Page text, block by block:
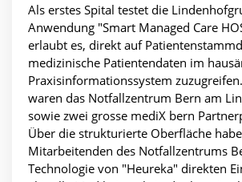
Als erstes Spital testet die
Anwendung "Smart Managed Care
erlaubt es, direkt auf
medizinische Patientendaten im
Praxisinformationssystem
waren das Notfallzentrum Bern am
sowie zwei grosse mediX bern
Über die strukturierte Oberfläche
Mitarbeitenden des Notfallzentrums
Technologie von "Heureka" direkten